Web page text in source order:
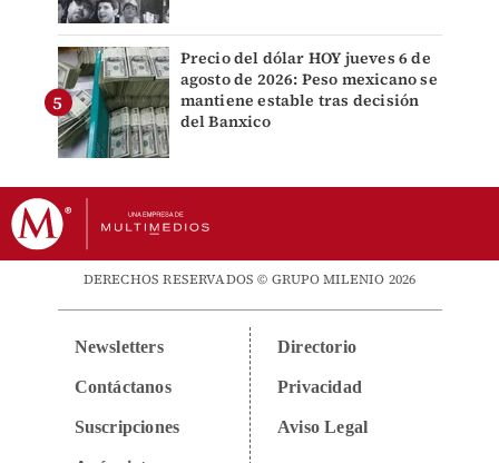
Precio del dólar HOY jueves 6 de
agosto de 2026: Peso mexicano se
mantiene estable tras decisión
del Banxico
DERECHOS RESERVADOS © GRUPO MILENIO 2026
Newsletters
Contáctanos
Suscripciones
Directorio
Privacidad
Aviso Legal